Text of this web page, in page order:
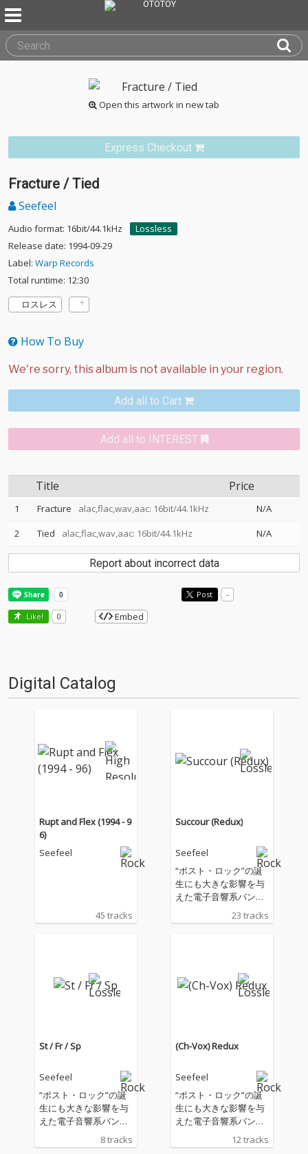
Open this artwork in new tab
Express Checkout
Fracture / Tied
Seefeel
Audio format: 16bit/44.1kHz
Lossless
Release date: 1994-09-29
Label: Warp Records
Total runtime: 12:30
ロスレス
How To Buy
Add all to Cart
Add all to INTEREST
Title Price
1 Fracture alac,flac,wav,aac: 16bit/44.1kHz
N/A
2
Tied alac,flac,wav,aac: 16bit/44.1kHz N/A
Report about incorrect data
Post -
Like! 0 Embed
Digital Catalog
Rupt and Flex (1994 - 9
6)
Seefeel
45 tracks
Succour (Redux)
Seefeel
“ポスト・ロック”の誕
生にも大きな影響を与
えた電子音響系バンド
のパイオニア、シー フ
ィールが、90年代半ば
our』と『(Ch-Vox)』に
ボーナストラックを収
ス！
23 tracks
St / Fr / Sp
Seefeel
“ポスト・ロック”の誕
生にも大きな影響を与
えた電子音響系バンド
のパイオニア、シー フ
ィールが、90年代半ば
8 tracks
(Ch-Vox) Redux
Seefeel
“ポスト・ロック”の誕
生にも大きな影響を与
えた電子音響系バンド
のパイオニア、シー フ
ィールが、90年代半ば
12 tracks